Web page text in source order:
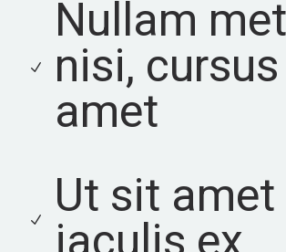
Nullam
nisi,
amet
Ut sit amet